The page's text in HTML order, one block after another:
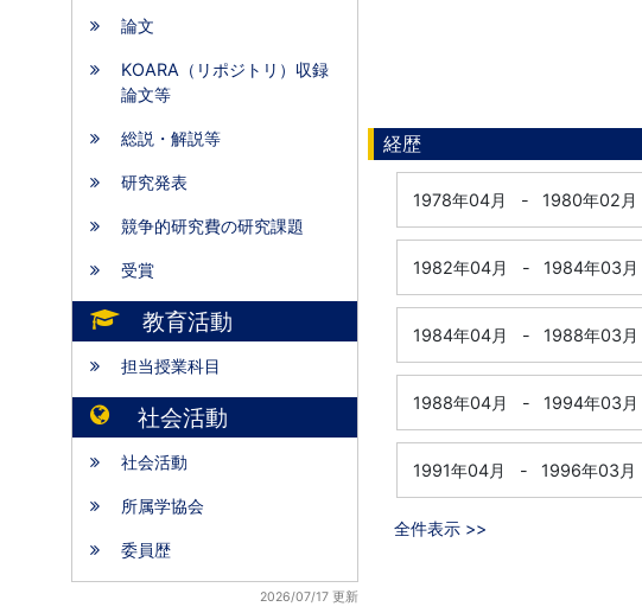
論文
KOARA（リポジトリ）収録
論文等
総説・解説等
研究発表
競争的研究費の研究課題
受賞
教育活動
担当授業科目
社会活動
社会活動
所属学協会
委員歴
2026/07/17 更新
経歴
1978年04月 - 1980年02月
1982年04月 - 1984年03月
1984年04月 - 1988年03月
1988年04月 - 1994年03月
1991年04月 - 1996年03月
全件表示 >>